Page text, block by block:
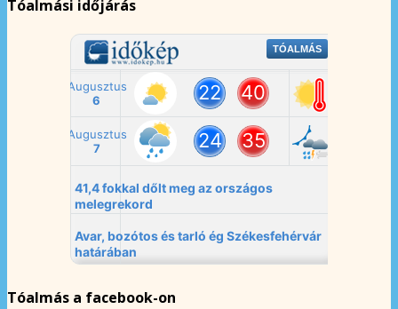
Tóalmási időjárás
Tóalmás a facebook-on